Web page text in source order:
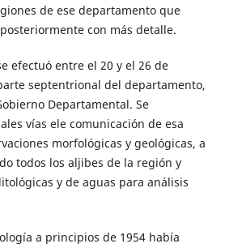
de ese departamento que
con más detalle.
efectuó entre el 20 y el 26 de
septentrional del departamento,
Departamental. Se
vías ele comuni­cación de esa
morfológicas y geológicas, a
todos los aljibes de la región y
y de aguas para análisis
a principios de 1954 había